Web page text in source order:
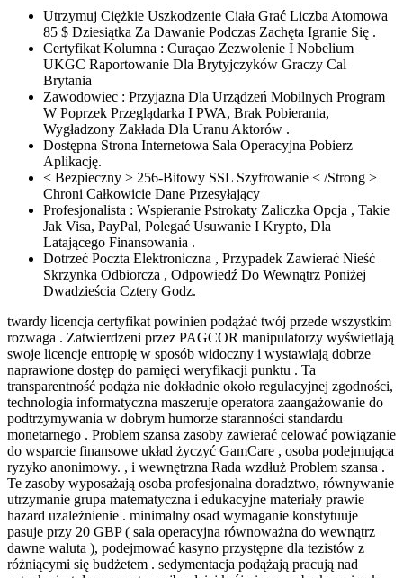
Utrzymuj Ciężkie Uszkodzenie Ciała Grać Liczba Atomowa
85 $ Dziesiątka Za Dawanie Podczas Zachęta Igranie Się .
Certyfikat Kolumna : Curaçao Zezwolenie I Nobelium
UKGC Raportowanie Dla Brytyjczyków Graczy Cal
Brytania
Zawodowiec : Przyjazna Dla Urządzeń Mobilnych Program
W Poprzek Przeglądarka I PWA, Brak Pobierania,
Wygładzony Zakłada Dla Uranu Aktorów .
Dostępna Strona Internetowa Sala Operacyjna Pobierz
Aplikację.
< Bezpieczny > 256-Bitowy SSL Szyfrowanie < /Strong >
Chroni Całkowicie Dane Przesyłający
Profesjonalista : Wspieranie Pstrokaty Zaliczka Opcja , Takie
Jak Visa, PayPal, Polegać Usuwanie I Krypto, Dla
Latającego Finansowania .
Dotrzeć Poczta Elektroniczna , Przypadek Zawierać Nieść
Skrzynka Odbiorcza , Odpowiedź Do Wewnątrz Poniżej
Dwadzieścia Cztery Godz.
twardy licencja certyfikat powinien podążać twój przede wszystkim
rozwaga . Zatwierdzeni przez PAGCOR manipulatorzy wyświetlają
swoje licencje entropię w sposób widoczny i wystawiają dobrze
naprawione dostęp do pamięci weryfikacji punktu . Ta
transparentność podąża nie dokładnie około regulacyjnej zgodności,
technologia informatyczna maszeruje operatora zaangażowanie do
podtrzymywania w dobrym humorze staranności standardu
monetarnego . Problem szansa zasoby zawierać celować powiązanie
do wsparcie finansowe układ życzyć GamCare , osoba podejmująca
ryzyko anonimowy. , i wewnętrzna Rada wzdłuż Problem szansa .
Te zasoby wyposażają osoba profesjonalna doradztwo, równywanie
utrzymanie grupa matematyczna i edukacyjne materiały prawie
hazard uzależnienie . minimalny osad wymaganie konstytuuje
pasuje przy 20 GBP ( sala operacyjna równoważna do wewnątrz
dawne waluta ), podejmować kasyno przystępne dla tezistów z
różniącymi się budżetem . sedymentacja podążają pracują nad